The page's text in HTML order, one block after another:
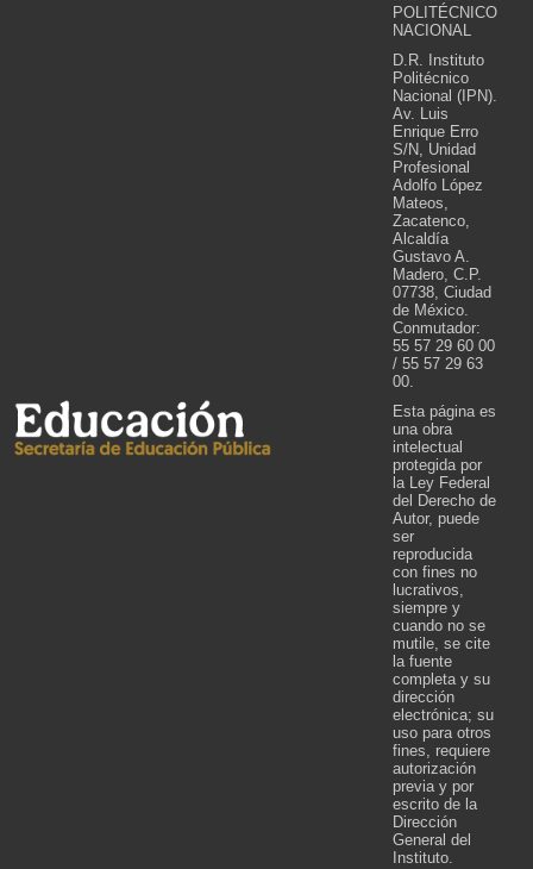
POLITÉCNICO
NACIONAL
D.R. Instituto
Politécnico
Nacional (IPN).
Av. Luis
Enrique Erro
S/N, Unidad
Profesional
Adolfo López
Mateos,
Zacatenco,
Alcaldía
Gustavo A.
Madero, C.P.
07738, Ciudad
de México.
Conmutador:
55 57 29 60 00
/ 55 57 29 63
00.
Esta página es
una obra
intelectual
protegida por
la Ley Federal
del Derecho de
Autor, puede
ser
reproducida
con fines no
lucrativos,
siempre y
cuando no se
mutile, se cite
la fuente
completa y su
dirección
electrónica; su
uso para otros
fines, requiere
autorización
previa y por
escrito de la
Dirección
General del
Instituto.